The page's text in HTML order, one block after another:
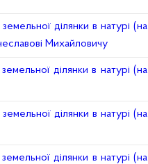
ділянки в натурі (на
Михайловичу
ділянки в натурі (на
ділянки в натурі (на
ділянки в натурі (на